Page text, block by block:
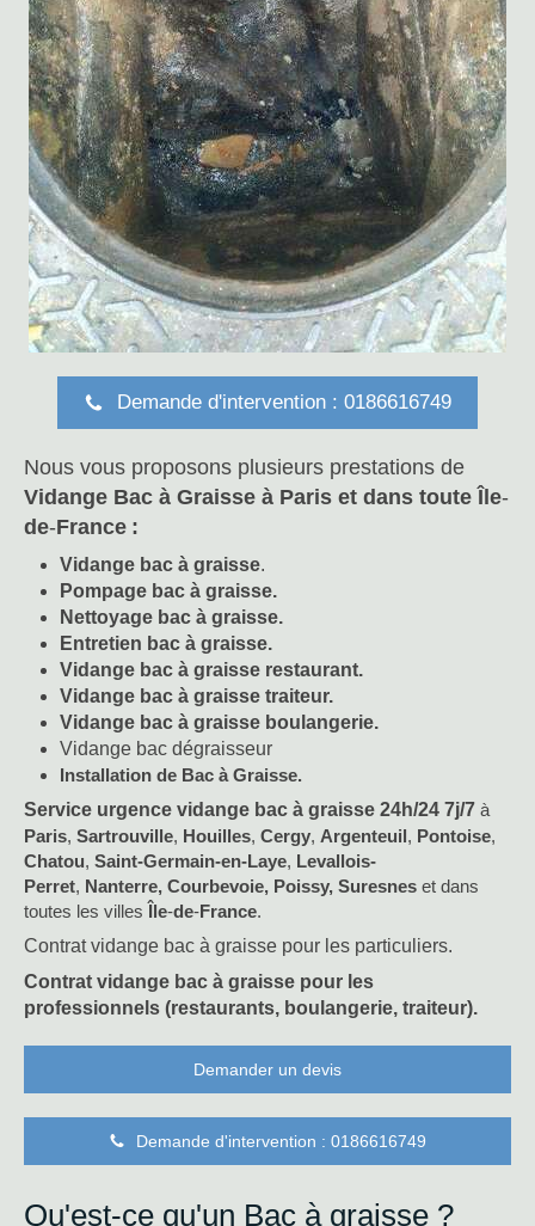
Demande d'intervention : 0186616749
Nous vous proposons plusieurs prestations de
Vidange Bac à Graisse à Paris et dans toute Île-
de-France :
Vidange bac à graisse.
Pompage bac à graisse.
Nettoyage bac à graisse.
Entretien bac à graisse.
Vidange bac à graisse restaurant.
Vidange bac à graisse traiteur.
Vidange bac à graisse boulangerie.
Vidange bac dégraisseur
Installation de Bac à Graisse.
Service urgence vidange bac à graisse 24h/24 7j/7 à
Paris, Sartrouville, Houilles, Cergy, Argenteuil, Pontoise,
Chatou, Saint-Germain-en-Laye, Levallois-
Perret, Nanterre, Courbevoie, Poissy, Suresnes et dans
toutes les villes Île-de-France.
Contrat vidange bac à graisse pour les particuliers.
Contrat vidange bac à graisse pour les
professionnels (restaurants, boulangerie, traiteur).
Demander un devis
Demande d'intervention : 0186616749
Qu'est-ce qu'un Bac à graisse ?